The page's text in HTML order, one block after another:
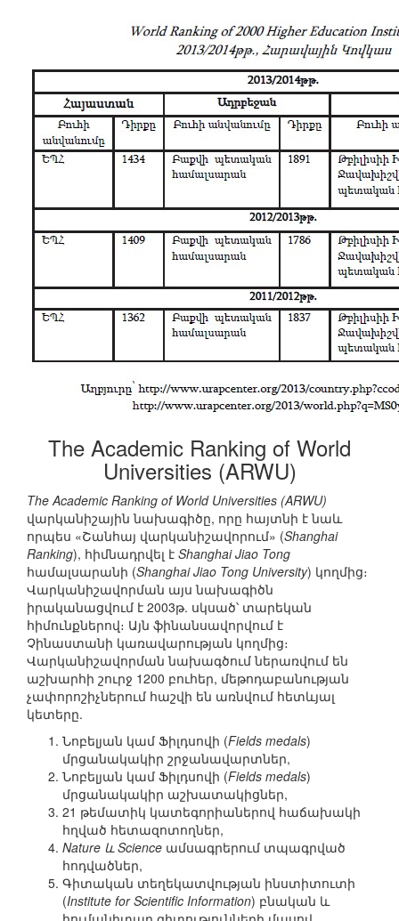
The Academic Ranking of World
Universities (ARWU)
The Academic Ranking of World Universities (ARWU)
վարկանիշային նախագիծը, որը հայտնի է նաև
որպես «Շանհայ վարկանիշավորում» (Shanghai
Ranking), հիմնադրվել է Shanghai Jiao Tong
համալսարանի (Shanghai Jiao Tong University) կողմից։
Վարկանիշավորման այս նախագիծն
իրականացվում է 2003թ. սկսած՝ տարեկան
հիմունքներով։ Այն ֆինանսավորվում է
Չինաստանի կառավարության կողմից։
Վարկանիշավորման նախագծում ներառվում են
աշխարհի շուրջ 1200 բուհեր, մեթոդաբանության
չափորոշիչներում հաշվի են առնվում հետևյալ
կետերը.
Նոբելյան կամ Ֆիլդսովի (Fields medals)
մրցանակակիր շրջանավարտներ,
Նոբելյան կամ Ֆիլդսովի (Fields medals)
մրցանակակիր աշխատակիցներ,
21 թեմատիկ կատեգորիաներով հաճախակի
հղված հետազոտողներ,
Nature և Science ամսագրերում տպագրված
հոդվածներ,
Գիտական տեղեկատվության ինստիտուտի
(Institute for Scientific Information) բնական և